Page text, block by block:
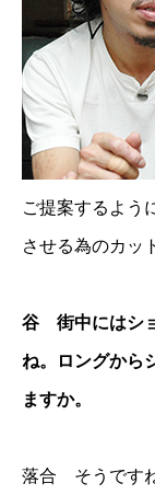
ご提案するよう
させる為のカッ
谷 街中にはシ
ね。ロングから
ますか。
落合 そうです